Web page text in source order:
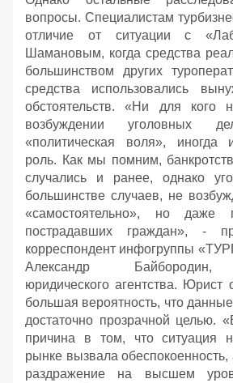
вопросы. Специалистам
отличие от ситуации с
Шамановым, когда средства
большинством других
средства использовались
обстоятельств. «Ни для кого
возбуждении уголовных
«политическая воля», иногда
роль. Как мы помним,
случались и ранее, однако
большинстве случаев, не
«самостоятельно», но даже
пострадавших граждан», -
корреспондент инфогруппы
Александр Байбородин,
юридического агентства. Юрист
большая вероятность, что
достаточно прозрачной целью.
причина в том, что ситуация
рынке вызвала
раздражение на высшем